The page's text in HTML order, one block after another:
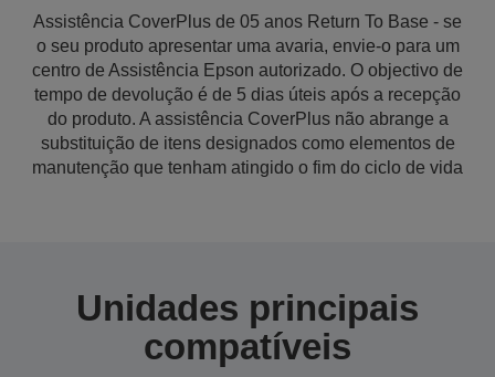
Assistência CoverPlus de 05 anos Return To Base - se
o seu produto apresentar uma avaria, envie-o para um
centro de Assistência Epson autorizado. O objectivo de
tempo de devolução é de 5 dias úteis após a recepção
do produto. A assistência CoverPlus não abrange a
substituição de itens designados como elementos de
manutenção que tenham atingido o fim do ciclo de vida
Unidades principais
compatíveis